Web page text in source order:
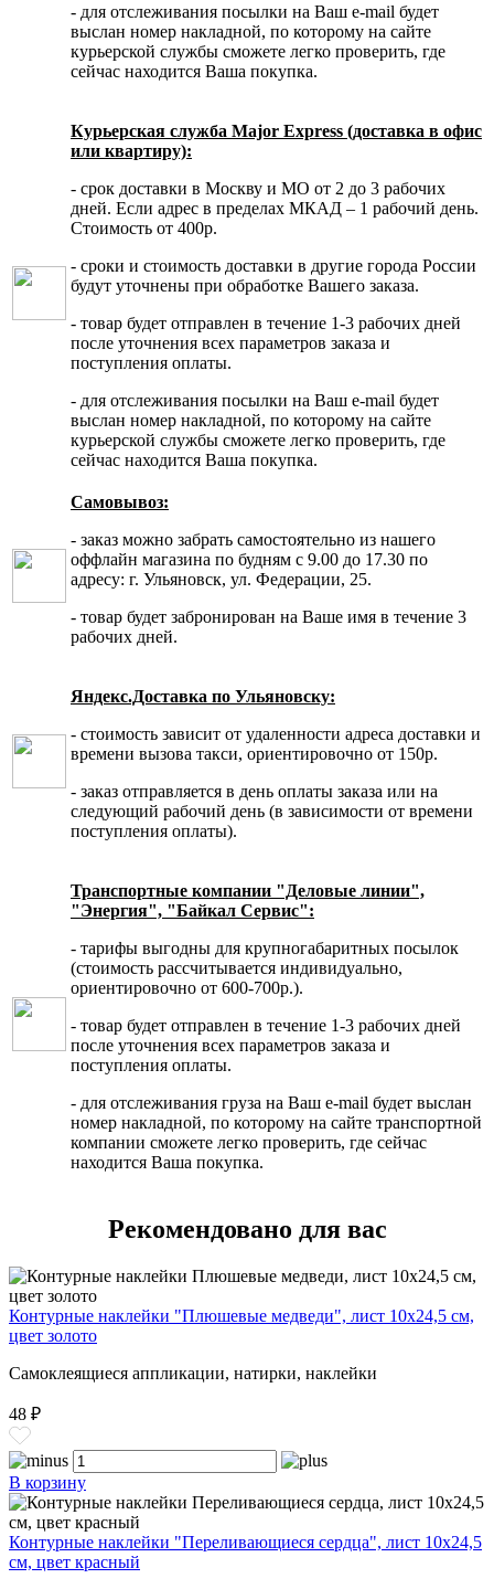
- для отслеживания посылки на Ваш e-mail будет
выслан номер накладной, по которому на сайте
курьерской службы сможете легко проверить, где
сейчас находится Ваша покупка.
Курьерская служба Major Express (доставка в офис
или квартиру):
- срок доставки в Москву и МО от 2 до 3 рабочих
дней. Если адрес в пределах МКАД – 1 рабочий день.
Стоимость от 400р.
- сроки и стоимость доставки в другие города России
будут уточнены при обработке Вашего заказа.
- товар будет отправлен в течение 1-3 рабочих дней
после уточнения всех параметров заказа и
поступления оплаты.
- для отслеживания посылки на Ваш e-mail будет
выслан номер накладной, по которому на сайте
курьерской службы сможете легко проверить, где
сейчас находится Ваша покупка.
Самовывоз:
- заказ можно забрать самостоятельно из нашего
оффлайн магазина по будням с 9.00 до 17.30 по
адресу: г. Ульяновск, ул. Федерации, 25.
- товар будет забронирован на Ваше имя в течение 3
рабочих дней.
Яндекс.Доставка по Ульяновску:
- стоимость зависит от удаленности адреса доставки и
времени вызова такси, ориентировочно от 150р.
- заказ отправляется в день оплаты заказа или на
следующий рабочий день (в зависимости от времени
поступления оплаты).
Транспортные компании "Деловые линии",
"Энергия", "Байкал Сервис":
- тарифы выгодны для крупногабаритных посылок
(стоимость рассчитывается индивидуально,
ориентировочно от 600-700р.).
- товар будет отправлен в течение 1-3 рабочих дней
после уточнения всех параметров заказа и
поступления оплаты.
- для отслеживания груза на Ваш e-mail будет выслан
номер накладной, по которому на сайте транспортной
компании сможете легко проверить, где сейчас
находится Ваша покупка.
Рекомендовано для вас
Контурные наклейки "Плюшевые медведи", лист 10x24,5 см,
цвет золото
Самоклеящиеся аппликации, натирки, наклейки
48 ₽
В корзину
Контурные наклейки "Переливающиеся сердца", лист 10x24,5
см, цвет красный